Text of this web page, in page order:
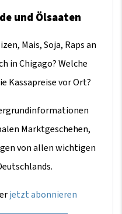
und Ölsaaten
Mais, Soja, Raps an
in Chigago? Welche
Kassapreise vor Ort?
Marktgeschehen,
von allen wichtigen
jetzt abonnieren